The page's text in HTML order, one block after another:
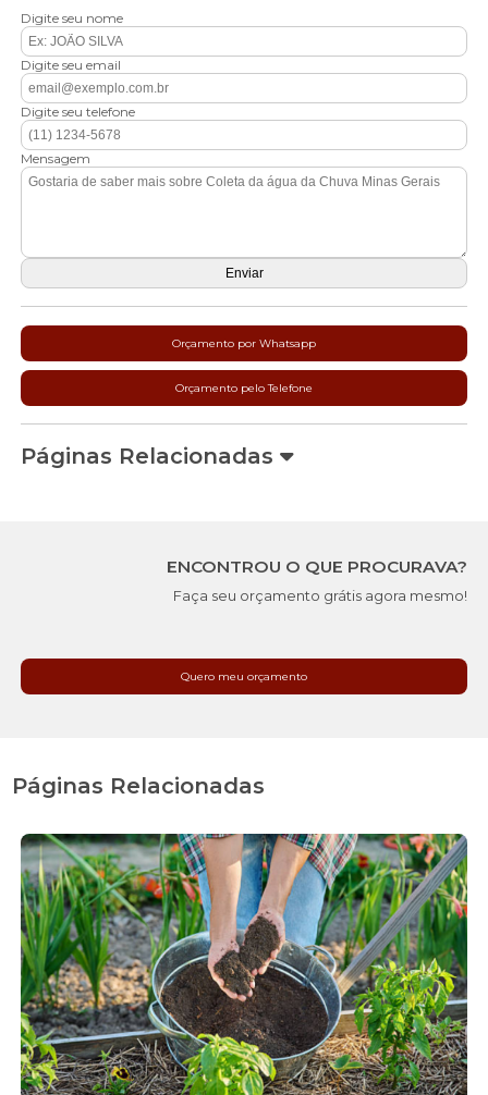
Digite seu nome
Digite seu email
Digite seu telefone
Mensagem
Orçamento por Whatsapp
Orçamento pelo Telefone
Páginas Relacionadas
ENCONTROU O QUE PROCURAVA?
Faça seu orçamento grátis agora mesmo!
Quero meu orçamento
Páginas Relacionadas